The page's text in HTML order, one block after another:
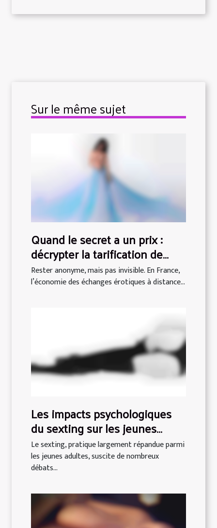
Sur le même sujet
Quand le secret a un prix :
décrypter la tarification de
l’anonymat en érotisme
Rester anonyme, mais pas invisible. En France,
l’économie des échanges érotiques à distance...
Les impacts psychologiques
du sexting sur les jeunes
adultes
Le sexting, pratique largement répandue parmi
les jeunes adultes, suscite de nombreux
débats...